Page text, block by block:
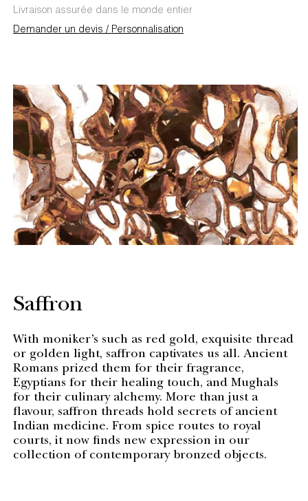
Livraison assurée dans le monde entier
Demander un devis / Personnalisation
Saffron
With moniker’s such as red gold, exquisite thread
or golden light, saffron captivates us all. Ancient
Romans prized them for their fragrance,
Egyptians for their healing touch, and Mughals
for their culinary alchemy. More than just a
flavour, saffron threads hold secrets of ancient
Indian medicine. From spice routes to royal
courts, it now finds new expression in our
collection of contemporary bronzed objects.